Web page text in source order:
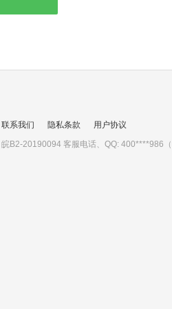
联系我们 隐私条款
用户协议
B2-20190094 客服电话、QQ: 400****986（